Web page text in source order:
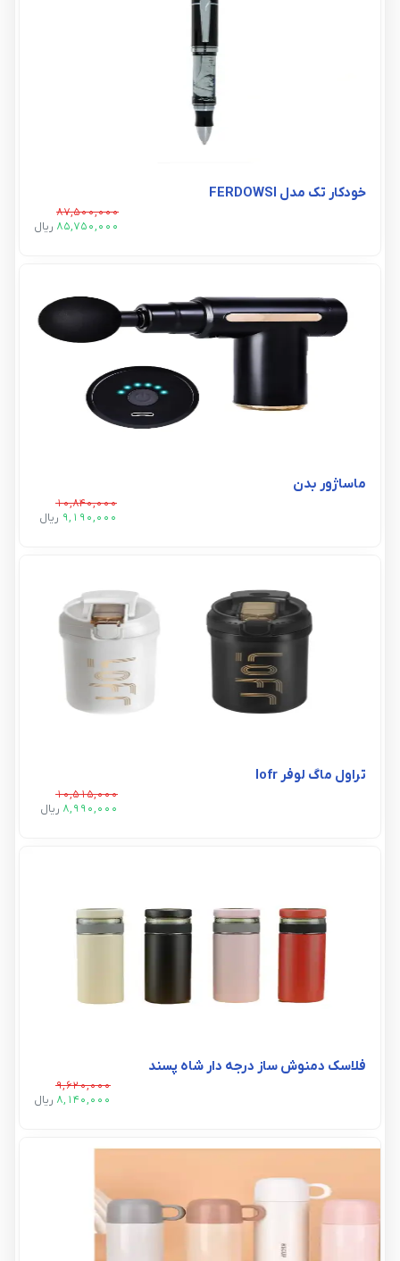
خودکار تک مدل FERDOWSI
87,500,000
85,750,000 ريال
ماساژور بدن
10,840,000
9,190,000 ريال
تراول ماگ لوفر lofr
10,515,000
8,990,000 ريال
فلاسک دمنوش ساز درجه دار شاه پسند
9,620,000
8,140,000 ريال